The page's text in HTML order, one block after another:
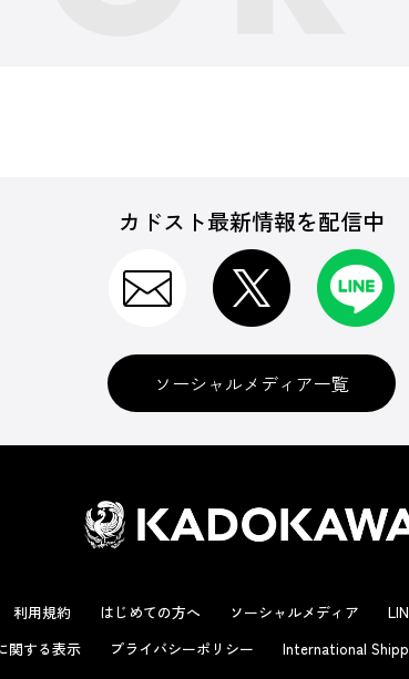
カドスト最新情報を配信中
ソーシャルメディア一覧
利用規約 はじめての方へ ソーシャルメディア
関する表示
プライバシーポリシー International